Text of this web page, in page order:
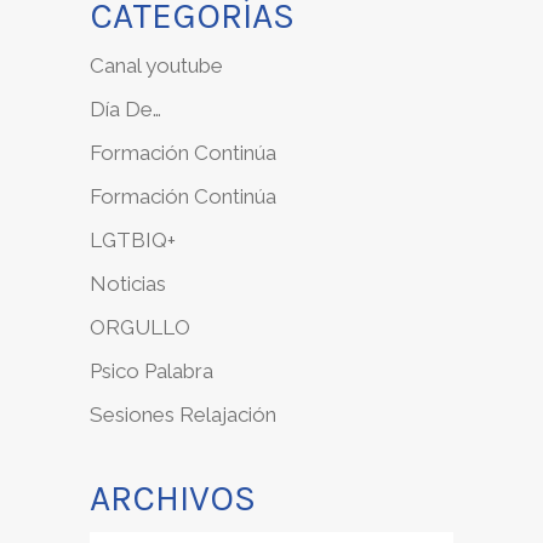
CATEGORÍAS
Canal youtube
Día De…
Formación Continúa
Formación Continúa
LGTBIQ+
Noticias
ORGULLO
Psico Palabra
Sesiones Relajación
ARCHIVOS